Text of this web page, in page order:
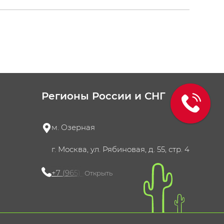
Регионы России и СНГ
м. Озерная
г. Москва, ул. Рябиновая, д. 55, стр. 4
+7 (965) 420-10-10
Открыть